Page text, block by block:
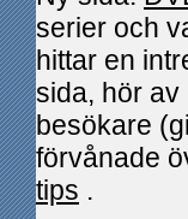
serier och
hittar en
sida, hör av
besökare
förvånade
tips .